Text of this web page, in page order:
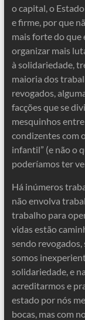
o capital, o
e firme, por que
mais forte do que
organizar mais
à solidariedade,
maioria dos
revogados,
facções que se
mesquinhos
condizentes com
infantil” (e não o
poderíamos ter
Há inúmeros
não envolva
trabalho para
vidas estão
sendo
somos
solidariedade, e
acreditarmos e
estado por nós
bocas, mas com